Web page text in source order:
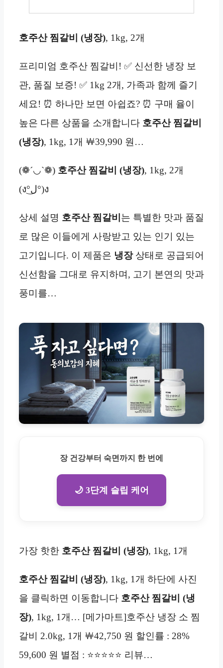
호주산 찜갈비 (냉장), 1kg, 2개
프리미엄 호주산 찜갈비! ✅ 신선한 냉장 보
관, 품질 보증! ✅ 1kg 2개, 가족과 함께 즐기
세요! ⏰ 하나만 보면 아쉽죠? ⏰ 구매 율이
높은 다른 상품을 소개합니다 호주산 찜갈비
(냉장), 1kg, 1개 ￦39,990 원…
(❁´◡`❁) 호주산 찜갈비 (냉장), 1kg, 2개
(ง°ل͜°)ง
상세 설명 호주산 찜갈비 는 특별한 맛과 품질
로 많은 이들에게 사랑받고 있는 인기 있는
고기입니다. 이 제품은 냉장상태로 공급되어
신선함을 그대로 유지하며, 고기 본연의 맛과
풍미를…
장 건강부터 숙면까지 한 번에
🌙 3단계 슬립 케어
가장 핫한 호주산 찜갈비 (냉장), 1kg, 1개
호주산 찜갈비 (냉장), 1kg, 1개 하단에 사진
을 클릭하면 이동합니다 호주산 찜갈비 (냉
장), 1kg, 1개… [메가마트]호주산 냉장 소 찜
갈비 2.0kg, 1개 ￦42,750 원 할인률 : 28%
59,600 원 별점 : ⭐⭐⭐⭐⭐ 리뷰…